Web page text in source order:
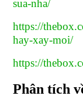
sua-nha/
https://
hay-xay-moi/
https://
Phân tích